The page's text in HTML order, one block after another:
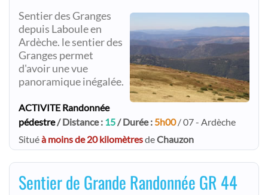
Sentier des Granges
depuis Laboule en
Ardèche. le sentier des
Granges permet
d'avoir une vue
panoramique inégalée.
ACTIVITE Randonnée
pédestre/ Distance : 15/ Durée : 5h00/ 07 - Ardèche
Situéà moins de 20 kilomètresdeChauzon
Sentier de Grande Randonnée GR 44